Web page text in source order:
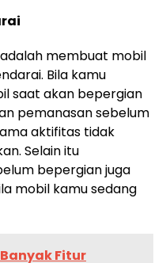
membuat mobil
Bila kamu
saat akan bepergian
pemanasan sebelum
aktifitas tidak
Selain itu
bepergian juga
mobil kamu sedang
Fitur